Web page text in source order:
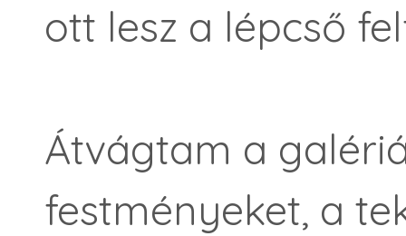
ott lesz a lépcső
Átvágtam a
festményeket, a